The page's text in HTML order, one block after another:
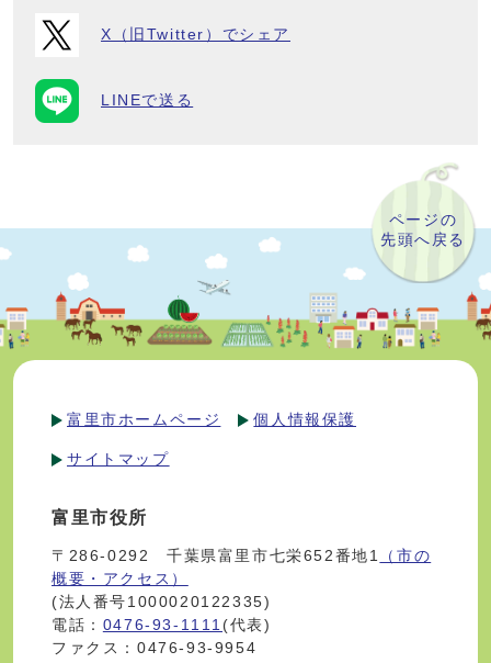
X（旧Twitter）でシェア
LINEで送る
ページの
先頭へ戻る
富里市ホームページ 個人情報保護
サイトマップ
富里市役所
〒286-0292 千葉県富里市七栄652番地1
（市の
概要・アクセス）
(法人番号1000020122335)
電話： 0476-93-1111 (代表)
ファクス：0476-93-9954